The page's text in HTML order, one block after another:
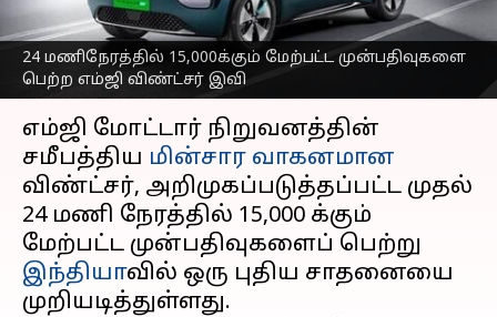
24 மணிநேரத்தில் 15,000க்கும் மேற்பட்ட முன்பதிவுகளை
பெற்ற எம்ஜி விண்ட்சர் இவி
எழுதியவர் Sekar Chinnappan Oct 07, 2024 02:40 pm
செய்தி முன்னோட்டம்
எம்ஜி மோட்டார் நிறுவனத்தின்
சமீபத்திய மின்சார வாகனமான
விண்ட்சர், அறிமுகப்படுத்தப்பட்ட முதல்
24 மணி நேரத்தில் 15,000 க்கும்
மேற்பட்ட முன்பதிவுகளைப் பெற்று
இந்தியாவில் ஒரு புதிய சாதனையை
முறியடித்துள்ளது.